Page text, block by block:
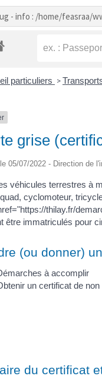
- info : /home/feasraa/
particuliers >
grise
05/07/2022 - Direction de
véhicules terrestres à
cyclomoteur,
thilay.fr/
être immatriculés pour
(ou donner)
à accomplir
un certificat de non
du certificat